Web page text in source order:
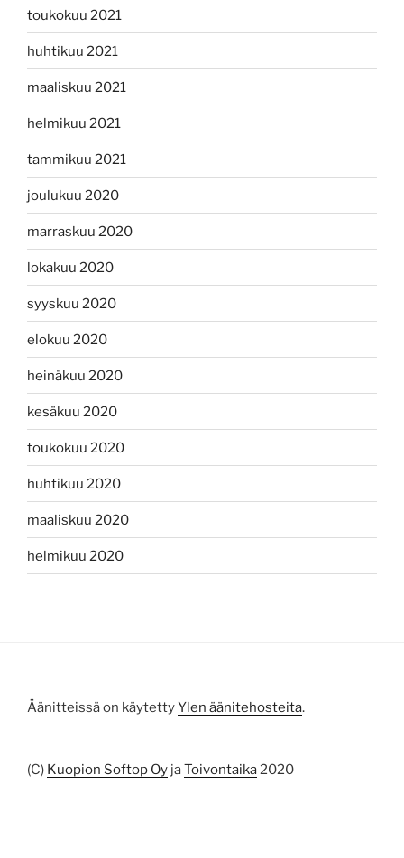
toukokuu 2021
huhtikuu 2021
maaliskuu 2021
helmikuu 2021
tammikuu 2021
joulukuu 2020
marraskuu 2020
lokakuu 2020
syyskuu 2020
elokuu 2020
heinäkuu 2020
kesäkuu 2020
toukokuu 2020
huhtikuu 2020
maaliskuu 2020
helmikuu 2020
Äänitteissä on käytettyYlen äänitehosteita.
(C) Kuopion Softop Oy jaToivontaika2020